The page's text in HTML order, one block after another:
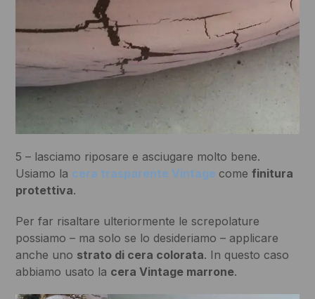
5 – lasciamo riposare e asciugare molto bene.
Usiamo la cera trasparente Vintage comefinitura
protettiva.
Per far risaltare ulteriormente le screpolature
possiamo – ma solo se lo desideriamo – applicare
anche uno strato di cera colorata. In questo caso
abbiamo usato la cera Vintage marrone.